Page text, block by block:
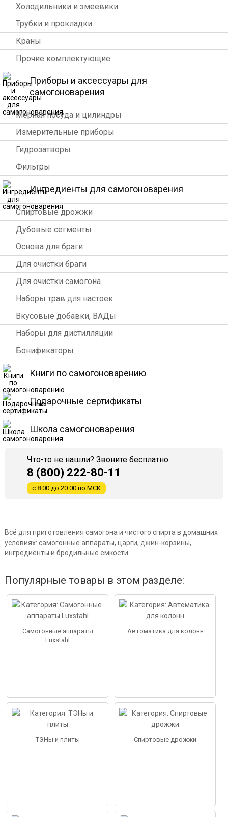
Холодильники и змеевики
Трубки и прокладки
Краны
Прочие комплектующие
Приборы и аксессуары для
самогоноварения
Мерная посуда и цилиндры
Измерительные приборы
Гидрозатворы
Фильтры
Ингредиенты для самогоноварения
Спиртовые дрожжи
Дубовые сегменты
Основа для браги
Для очистки браги
Для очистки самогона
Наборы трав для настоек
Вкусовые добавки, ВАДы
Наборы для дистилляции
Бонификаторы
Книги по самогоноварению
Подарочные сертификаты
Школа самогоноварения
Что-то не нашли? Звоните бесплатно:
8 (800) 222-80-11
с 8:00 до 20:00 по МСК
Всё для приготовления самогона и чистого спирта в домашних
условиях: самогонные аппараты, царги, джин-корзины,
ингредиенты и бродильные ёмкости.
Популярные товары в этом разделе:
Самогонные аппараты
Luxstahl
Автоматика для колонн
ТЭНы и плиты Спиртовые дрожжи